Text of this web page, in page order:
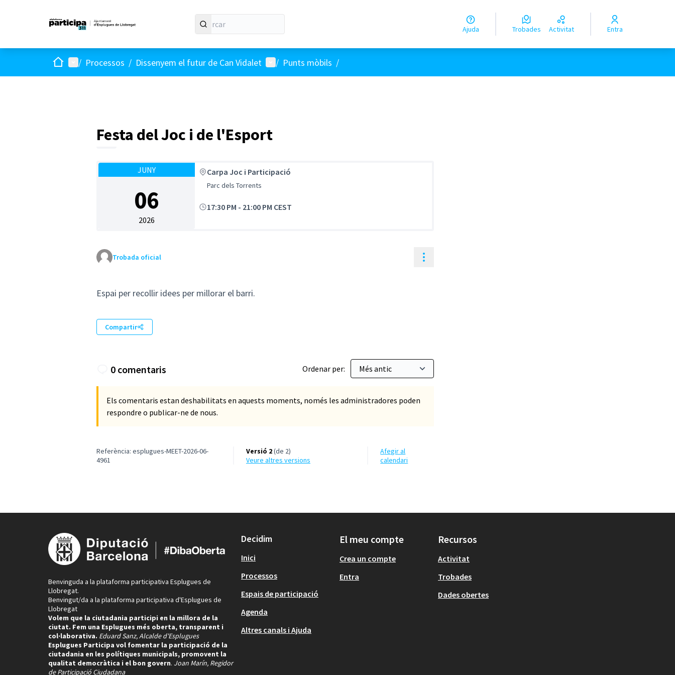
Ajuda Trobades Activitat Entra
Inici Menú principal
/ Processos / Dissenyem el futur de Can Vidalet Menú d'usuari
/ Punts mòbils /
Festa del Joc i de l'Esport
JUNY
06
2026
Carpa Joc i Participació
Parc dels Torrents
17:30 PM - 21:00 PM CEST
Trobada oficial Controls de recursos
Espai per recollir idees per millorar el barri.
Compartir
0 comentaris Ordenar per:
Els comentaris estan deshabilitats en aquests moments, només les administradores poden
respondre o publicar-ne de nous.
Referència: esplugues-MEET-2026-06-
4961
Versió 2(de 2)
veure altres versions
Afegir al
calendari
Benvinguda a la plataforma participativa Esplugues de
Llobregat.
Benvingut/da a la plataforma participativa d'Esplugues de
Llobregat
Volem que la ciutadania participi en la millora de la
ciutat. Fem una Esplugues més oberta, transparent i
col·laborativa. Eduard Sanz, Alcalde d'Esplugues
Esplugues Participa vol fomentar la participació de la
ciutadania en les polítiques municipals, promovent la
qualitat democràtica i el bon govern. Joan Marín, Regidor
de Participació Ciudadana
Decidim
Inici
Processos
Espais de participació
Agenda
Altres canals i Ajuda
El meu compte
Crea un compte
Entra
Recursos
Activitat
Trobades
Dades obertes